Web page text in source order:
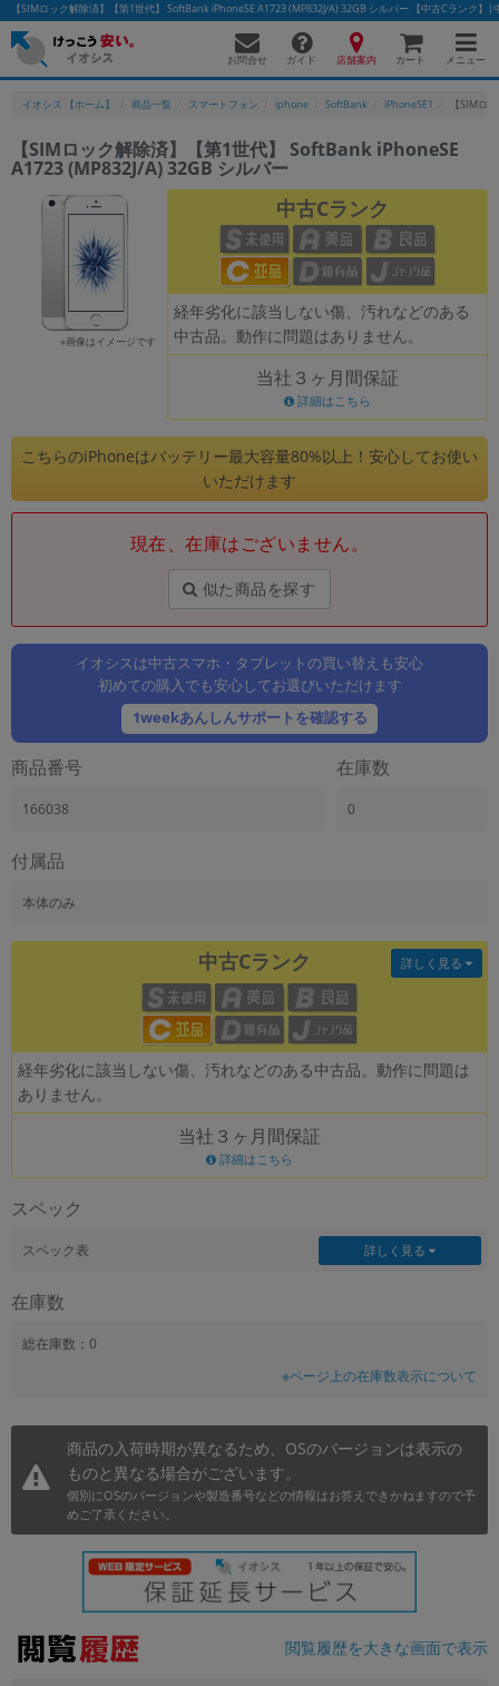
【SIMロック解除済】【第1世代】 SoftBank iPhoneSE A1723 (MP832J/A) 32GB シルバー 【中古Cランク
お問合せ ガイド 店舗案内 カート メニュー
イオシス 【ホーム】 商品一覧 スマートフォン iphone SoftBank iPhoneSE1 【SIMロ
【SIMロック解除済】【第1世代】 SoftBank iPhoneSE
A1723 (MP832J/A) 32GB シルバー
※画像はイメージです
中古Cランク
経年劣化に該当しない傷、汚れなどのある
中古品。動作に問題はありません。
当社３ヶ月間保証
詳細はこちら
こちらのiPhoneはバッテリー最大容量80%以上！安心してお使い
いただけます
現在、在庫はございません。
似た商品を探す
イオシスは中古スマホ・タブレットの買い替えも安心
初めての購入でも安心してお選びいただけます
1weekあんしんサポートを確認する
商品番号
166038
在庫数
0
付属品
本体のみ
中古Cランク
経年劣化に該当しない傷、汚れなどのある中古品。動作に問題は
ありません。
詳しく見る
当社３ヶ月間保証
詳細はこちら
スペック
スペック表 詳しく見る
在庫数
総在庫数：0
※ページ上の在庫数表示について
商品の入荷時期が異なるため、OSのバージョンは表示の
ものと異なる場合がございます。
個別にOSのバージョンや製造番号などの情報はお答えできかねますので予
めご了承ください。
閲覧履歴を大きな画面で表示
かんたんパソコン検索に切り替える
フリーワード
人気の検索ワード： Let's note EliteBookMacBook
「スマートフォン」「タブレット」など
シリーズ
商品シリーズ名・ブランド名の絞り込み。
「iPhone」「Xperia」「Galaxy」など
「Apple」「SONY」「SHARP」など
機能・特徴
商品の搭載機能による絞り込み
「5G対応」「防水」「ワンセグ」など
ランク
「新品」「未使用」「中古」など
CPU
OSの絞り込み
~
容量
~
モニタサイズ
年
各項目のチェックボックスは「or検索」となります。
ただし機能別のみ「and検索」となります。